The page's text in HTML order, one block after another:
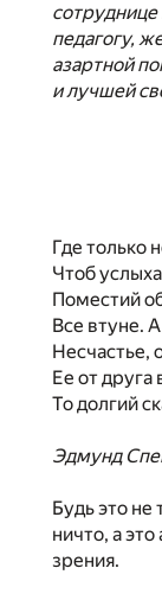
сотруднице
педагогу,
азартной
и лучшей
Где только
Чтоб
Поместий
Все втуне.
Несчастье,
Ее от друга
То долгий
Эдмунд
Будь это не
ничто, а
зрения.